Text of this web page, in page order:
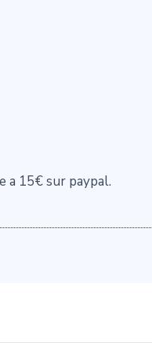
a 15€ sur paypal.